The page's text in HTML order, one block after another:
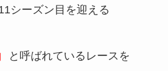
シーズン目を迎える
と呼ばれているレースを